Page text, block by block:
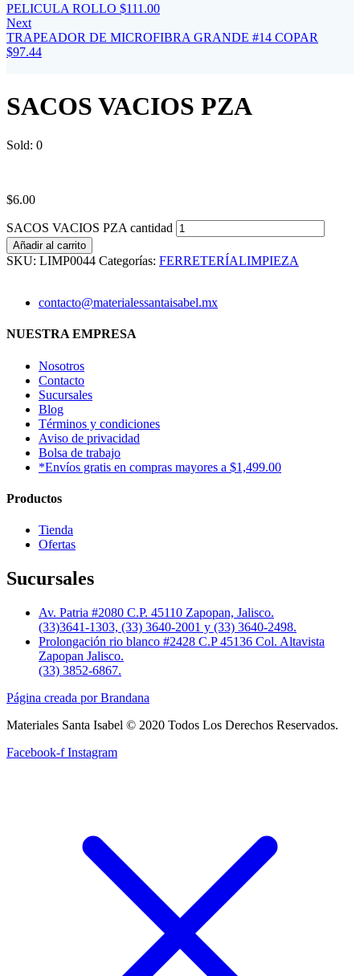
PELICULA ROLLO $111.00
Next
TRAPEADOR DE MICROFIBRA GRANDE #14 COPAR
$97.44
SACOS VACIOS PZA
Sold: 0
$6.00
SACOS VACIOS PZA cantidad
Añadir al carrito
SKU: LIMP0044 Categorías: FERRETERÍALIMPIEZA
contacto@materialessantaisabel.mx
NUESTRA EMPRESA
Nosotros
Contacto
Sucursales
Blog
Términos y condiciones
Aviso de privacidad
Bolsa de trabajo
*Envíos gratis en compras mayores a $1,499.00
Productos
Tienda
Ofertas
Sucursales
Av. Patria #2080 C.P. 45110 Zapopan, Jalisco.
(33)3641-1303, (33) 3640-2001 y (33) 3640-2498.
Prolongación rio blanco #2428 C.P 45136 Col. Altavista
Zapopan Jalisco.
(33) 3852-6867.
Página creada por Brandana
Materiales Santa Isabel © 2020 Todos Los Derechos Reservados.
Facebook-f Instagram